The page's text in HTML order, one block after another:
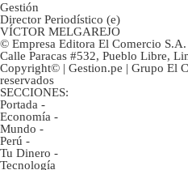
Gestión
Director Periodístico (e)
VÍCTOR MELGAREJO
© Empresa Editora El Comercio S.A.
Calle Paracas #532, Pueblo Libre,
Copyright© | Gestion.pe | Grupo El
reservados
SECCIONES:
Portada -
Economía -
Mundo -
Perú -
Tu Dinero -
Tecnología